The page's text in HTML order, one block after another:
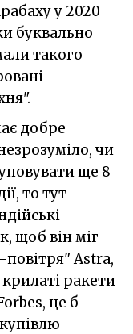
у 2020
буквально
такого
добре
чи
ще 8
то тут
щоб він міг
повітря" Astra,
крилаті ракети
це б